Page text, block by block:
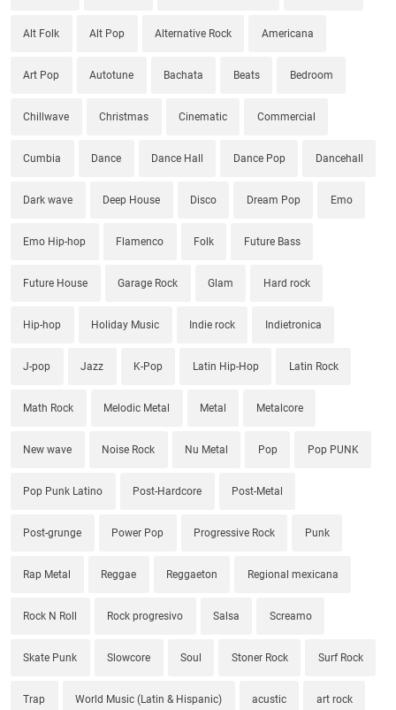
Alt Folk Alt Pop Alternative Rock Americana
Art Pop Autotune Bachata Beats Bedroom
Chillwave Christmas Cinematic Commercial
Cumbia Dance Dance Hall Dance Pop Dancehall
Dark wave Deep House Disco Dream Pop Emo
Emo Hip-hop Flamenco Folk Future Bass
Future House Garage Rock Glam Hard rock
Hip-hop Holiday Music Indie rock Indietronica
J-pop Jazz K-Pop Latin Hip-Hop Latin Rock
Math Rock Melodic Metal Metal Metalcore
New wave Noise Rock Nu Metal Pop Pop PUNK
Pop Punk Latino Post-Hardcore Post-Metal
Post-grunge Power Pop Progressive Rock Punk
Rap Metal Reggae Reggaeton Regional mexicana
Rock N Roll Rock progresivo Salsa Screamo
Skate Punk Slowcore Soul Stoner Rock Surf Rock
Trap World Music (Latin & Hispanic) acustic art rock